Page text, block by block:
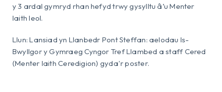
y 3 ardal gymryd rhan hefyd trwy gysylltu â’u Menter
Iaith leol.
Llun: Lansiad yn Llanbedr Pont Steffan: aelodau Is-
Bwyllgor y Gymraeg Cyngor Tref Llambed a staff Cered
(Menter Iaith Ceredigion) gyda'r poster.